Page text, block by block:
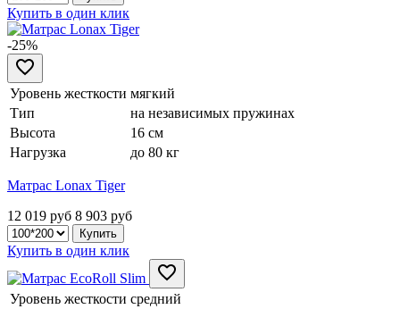
Купить в один клик
-25%
Уровень жесткости мягкий
Тип
на независимых пружинах
Высота
16 см
Нагрузка
до 80 кг
Матрас Lonax Tiger
12 019 руб 8 903 руб
Купить в один клик
Уровень жесткости средний